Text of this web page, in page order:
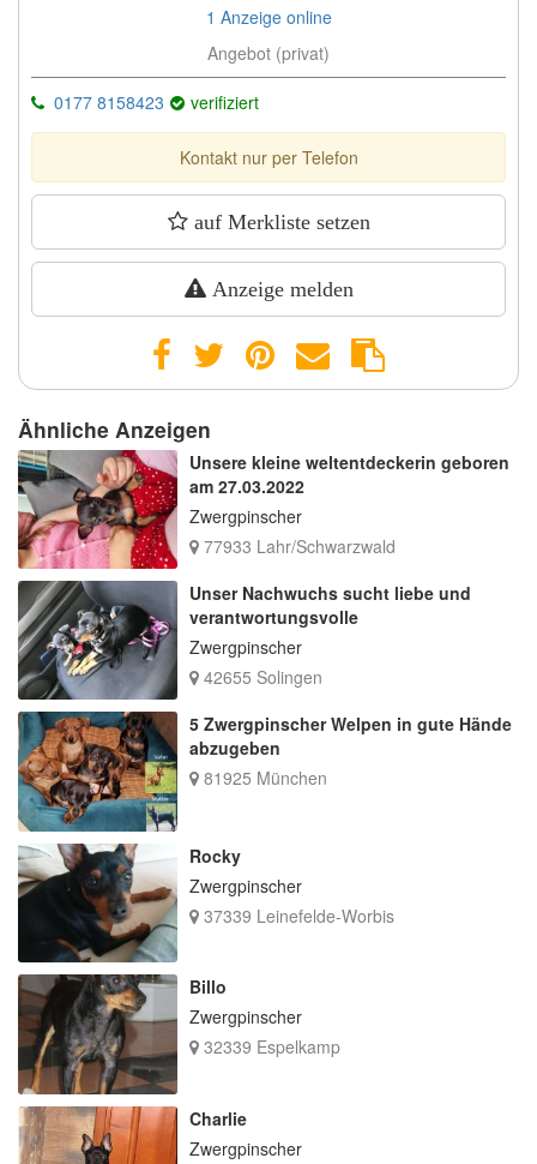
1 Anzeige online
Angebot (privat)
0177 8158423 verifiziert
Kontakt nur per Telefon
auf Merkliste setzen
Anzeige melden
Ähnliche Anzeigen
Unsere kleine weltentdeckerin geboren
am 27.03.2022
Zwergpinscher
77933 Lahr/Schwarzwald
Unser Nachwuchs sucht liebe und
verantwortungsvolle
Zwergpinscher
42655 Solingen
5 Zwergpinscher Welpen in gute Hände
abzugeben
81925 München
Rocky
Zwergpinscher
37339 Leinefelde-Worbis
Billo
Zwergpinscher
32339 Espelkamp
Charlie
Zwergpinscher